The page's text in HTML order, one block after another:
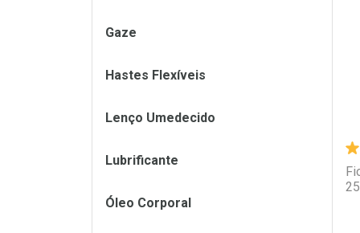
Gaze
Hastes Flexíveis
Lenço Umedecido
Lubrificante
Óleo Corporal